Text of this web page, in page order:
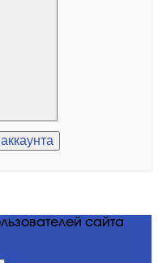
сайта